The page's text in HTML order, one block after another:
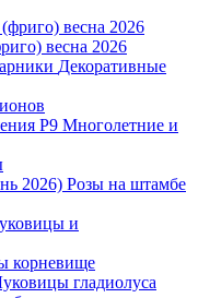
весна 2026
Декоративные
Многолетние и
Розы на штамбе
и
корневище
гладиолуса